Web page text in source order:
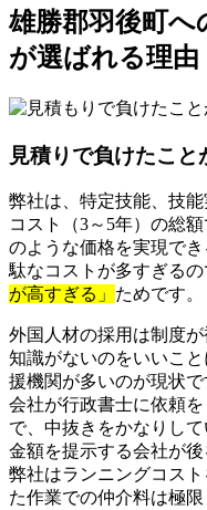
雄勝郡羽後町へ
が選ばれる理由
見積りで負けたこと
弊社は、特定技能、技
コスト（3～5年）の総
のような価格を実現で
駄なコストが多すぎるの
が高すぎる」 ためです。
外国人材の採用は制度
知識がないのをいいこ
援機関が多いのが現状
会社が行政書士に依頼
で、中抜きをかなりし
金額を提示する会社が
弊社はランニングコス
た作業での仲介料は極